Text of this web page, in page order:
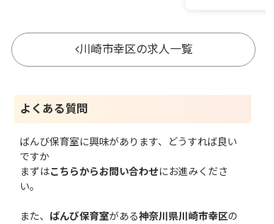
川崎市幸区の求人一覧
よくある質問
ばんび保育室に興味があります、どうすれば良い
ですか
まずはこちらからお問い合わせにお進みくださ
い。
また、 ばんび保育室がある神奈川県川崎市幸区の